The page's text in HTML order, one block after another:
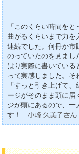
「このくらい時間を
曲がるくらいまで力を
連続でした。何冊か市
のっていたのを見まし
はり実際に書いている
って実感しました。そ
「すっと引き上げて
ージがそのまま頭に届
ジが頭にあるので、一
す！